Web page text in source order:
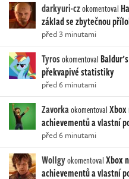
darkyuri-czokomentoval
základ se zbytečnou
před 3 minutami
Tyrosokomentoval
překvapivé statistiky
před 6 minutami
Zavorkaokomentoval
achievementů a vlastní
před 6 minutami
WollgyokomentovalXbox
achievementů a vlastní